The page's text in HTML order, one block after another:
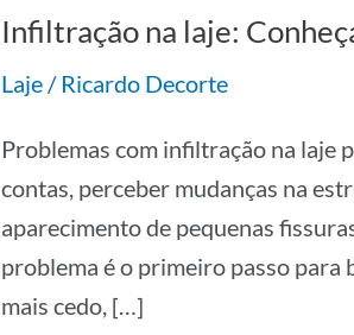
Infiltração na laje:
Laje/ Ricardo Decorte
Problemas com infiltração na laje
contas, perceber mudanças na
aparecimento de pequenas
problema é o primeiro passo para
mais cedo, […]